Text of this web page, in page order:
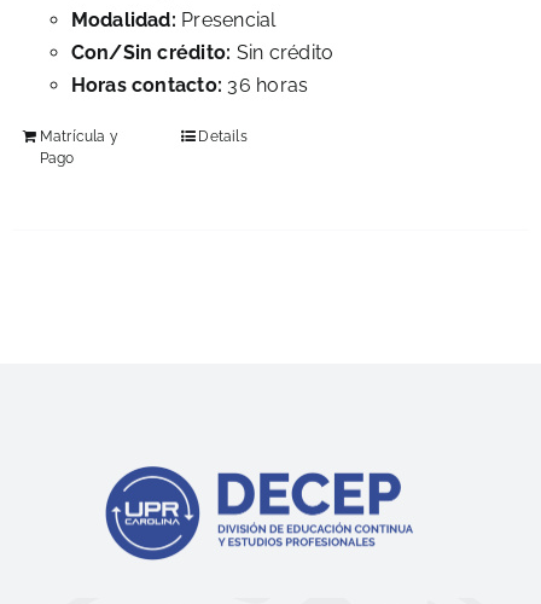
Modalidad: Presencial
Con/Sin crédito: Sin crédito
Horas contacto: 36 horas
Matrícula y
Pago
Details